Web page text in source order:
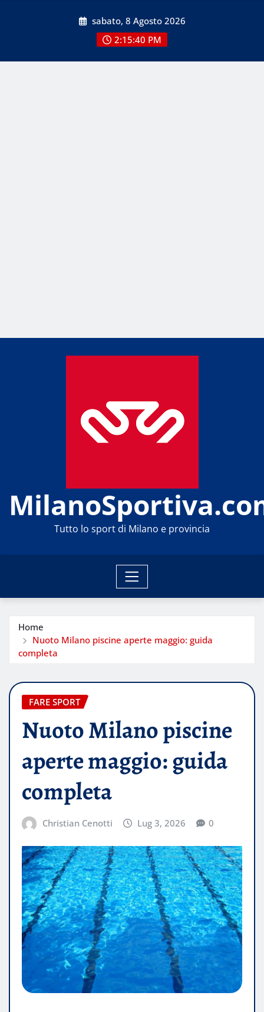
sabato, 8 Agosto 2026
2:15:41 PM
Tutto lo sport di Milano e provincia
Home
Nuoto Milano piscine aperte maggio: guida
completa
FARE SPORT
Nuoto Milano piscine
aperte maggio: guida
completa
Christian Cenotti Lug 3, 2026 0